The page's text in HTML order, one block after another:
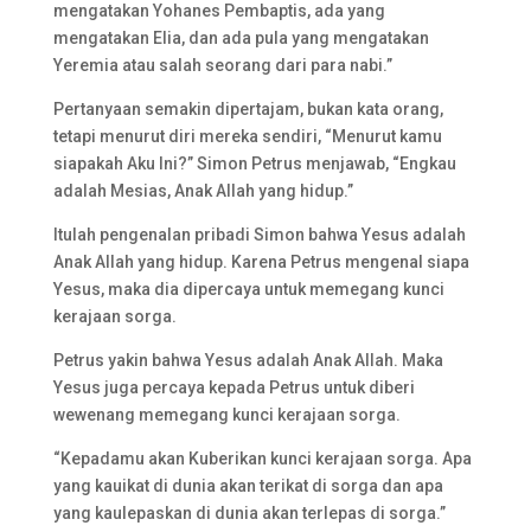
mengatakan Yohanes Pembaptis, ada yang
mengatakan Elia, dan ada pula yang mengatakan
Yeremia atau salah seorang dari para nabi.”
Pertanyaan semakin dipertajam, bukan kata orang,
tetapi menurut diri mereka sendiri, “Menurut kamu
siapakah Aku Ini?” Simon Petrus menjawab, “Engkau
adalah Mesias, Anak Allah yang hidup.”
Itulah pengenalan pribadi Simon bahwa Yesus adalah
Anak Allah yang hidup. Karena Petrus mengenal siapa
Yesus, maka dia dipercaya untuk memegang kunci
kerajaan sorga.
Petrus yakin bahwa Yesus adalah Anak Allah. Maka
Yesus juga percaya kepada Petrus untuk diberi
wewenang memegang kunci kerajaan sorga.
“Kepadamu akan Kuberikan kunci kerajaan sorga. Apa
yang kauikat di dunia akan terikat di sorga dan apa
yang kaulepaskan di dunia akan terlepas di sorga.”